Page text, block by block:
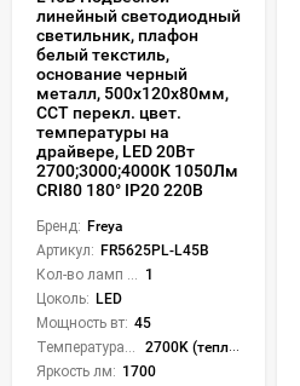
линейный светодиодный
светильник, плафон
белый текстиль,
основание черный
металл, 500x120x80мм,
CCT перекл. цвет.
температуры на
драйвере, LED 20Вт
2700;3000;4000К 1050Лм
CRI80 180° IP20 220В
Бренд: Freya
Артикул: FR5625PL-L45B
Кол-во ламп или LED: 1
Цоколь: LED
Мощность вт: 45
Температура света:
2700K (теплый), 3000K (теплый), 4000K (нейтральный), CCT механическое переключение
Яркость лм: 1700